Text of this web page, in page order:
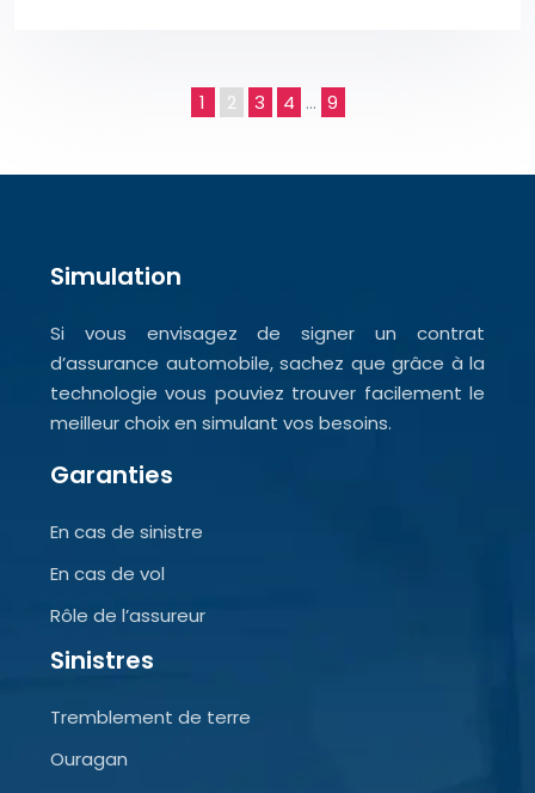
1 2 3 4 … 9
Simulation
Si vous envisagez de signer un contrat
d’assurance automobile, sachez que grâce à la
technologie vous pouviez trouver facilement le
meilleur choix en simulant vos besoins.
Garanties
En cas de sinistre
En cas de vol
Rôle de l’assureur
Sinistres
Tremblement de terre
Ouragan